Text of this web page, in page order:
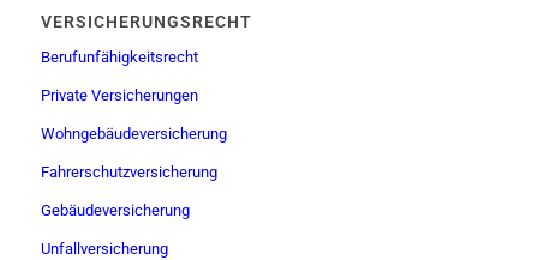
VERSICHERUNGSRECHT
Berufunfähigkeitsrecht
Private Versicherungen
Wohngebäudeversicherung
Fahrerschutzversicherung
Gebäudeversicherung
Unfallversicherung